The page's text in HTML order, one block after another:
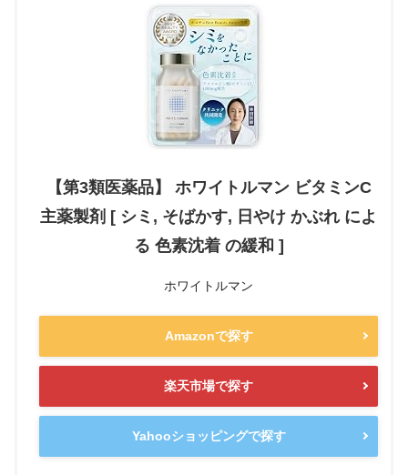
【第3類医薬品】 ホワイトルマン ビタミンC
主薬製剤 [ シミ, そばかす, 日やけ かぶれ によ
る 色素沈着 の緩和 ]
ホワイトルマン
Amazonで探す
楽天市場で探す
Yahooショッピングで探す